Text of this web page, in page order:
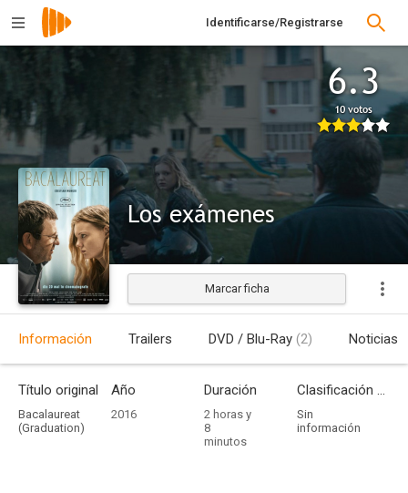
Identificarse/Registrarse
6.3
10 votos
Los exámenes
Estrenada
Marcar ficha
Información Trailers DVD / Blu-Ray (2) Noticias
Título original
Bacalaureat
(Graduation)
Año
2016
Duración
2 horas y
8
minutos
Clasificación por edades
Sin
información